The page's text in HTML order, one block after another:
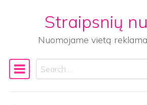
Straipsnių
Nuomojame vietą
Main Navigation
Search